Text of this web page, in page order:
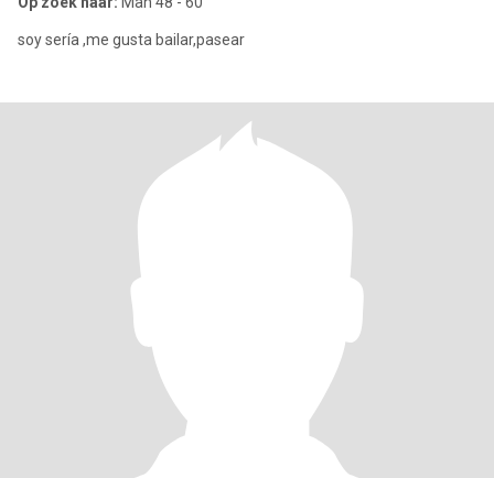
soy sería ,me gusta bailar,pasear